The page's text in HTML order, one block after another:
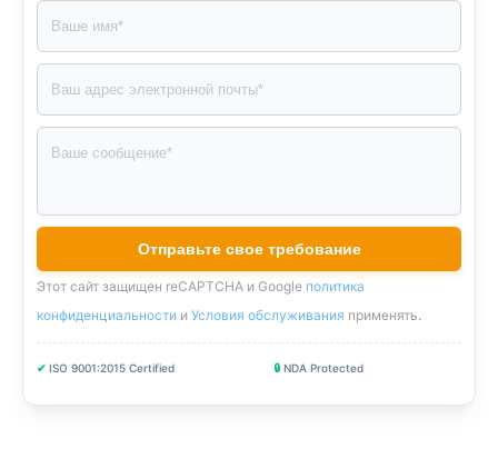
Этот сайт защищен reCAPTCHA и Google политика
конфиденциальности и Условия обслуживания применять.
✔ ISO 9001:2015 Certified 🔒 NDA Protected